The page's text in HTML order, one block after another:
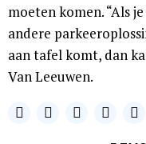
moeten komen. “Als
andere
aan tafel komt, dan
Van Leeuwen.